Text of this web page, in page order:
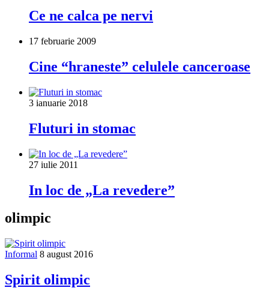
Ce ne calca pe nervi
17 februarie 2009
Cine “hraneste” celulele canceroase
3 ianuarie 2018
Fluturi in stomac
27 iulie 2011
In loc de „La revedere”
olimpic
Informal 8 august 2016
Spirit olimpic